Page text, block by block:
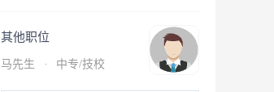
其他职位
马先生 · 中专/技校